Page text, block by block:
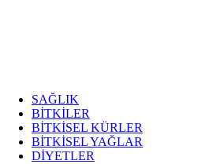
SAĞLIK
BİTKİLER
BİTKİSEL KÜRLER
BİTKİSEL YAĞLAR
DİYETLER